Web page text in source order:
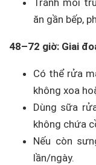
Tránh môi
ăn gần bếp,
48–72 giờ: Giai
Có thể rửa
không xoa
Dùng sữa
không chứa
Nếu còn
lần/ngày.